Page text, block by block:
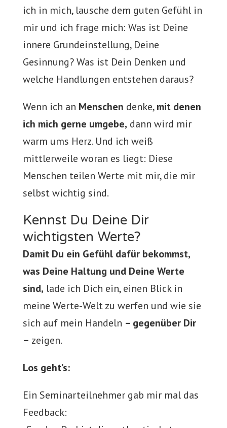
ich in mich, lausche dem guten Gefühl in
mir und ich frage mich: Was ist Deine
innere Grundeinstellung, Deine
Gesinnung? Was ist Dein Denken und
welche Handlungen entstehen daraus?
Wenn ich an Menschen denke,mit denen
ich mich gerne umgebe, dann wird mir
warm ums Herz. Und ich weiß
mittlerweile woran es liegt: Diese
Menschen teilen Werte mit mir, die mir
selbst wichtig sind.
Kennst Du Deine Dir
wichtigsten Werte?
Damit Du ein Gefühl dafür bekommst,
was Deine Haltung und Deine Werte
sind, lade ich Dich ein, einen Blick in
meine Werte-Welt zu werfen und wie sie
sich auf mein Handeln – gegenüber Dir
– zeigen.
Los geht’s:
Ein Seminarteilnehmer gab mir mal das
Feedback: